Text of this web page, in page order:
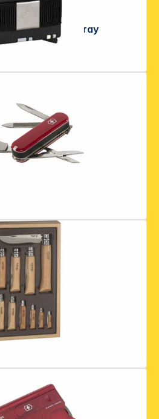
Victorinox Smart Card Wallet Sharp Gray
rot
Opinel Holzkassette 10 Opinel Messer
Sie uns auf